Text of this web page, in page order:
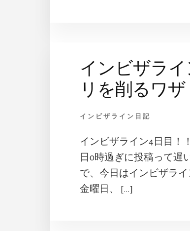
インビザラ
リを削るワザ
インビザライン日記
インビザライン4日目！
日0時過ぎに投稿って遅
で、今日はインビザラ
金曜日、 […]